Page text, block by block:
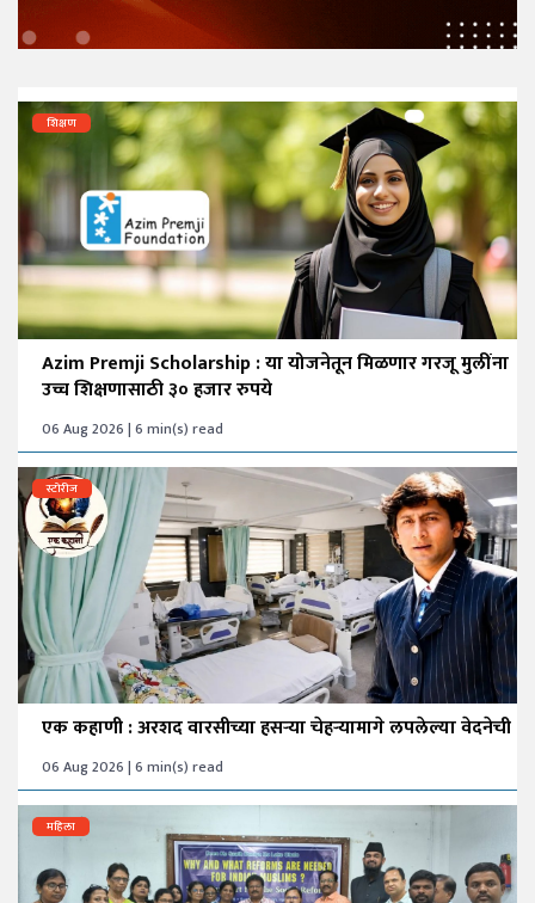
शिक्षण
Azim Premji Scholarship : या योजनेतून मिळणार गरजू मुलींना
उच्च शिक्षणासाठी ३० हजार रुपये
06 Aug 2026 | 6 min(s) read
स्टोरीज
एक कहाणी : अरशद वारसीच्या हसऱ्या चेहऱ्यामागे लपलेल्या वेदनेची
06 Aug 2026 | 6 min(s) read
महिला